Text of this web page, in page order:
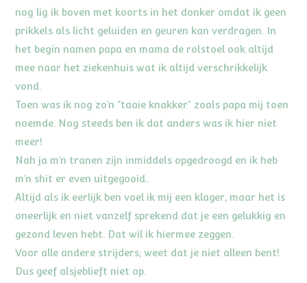
nog lig ik boven met koorts in het donker omdat ik geen
prikkels als licht geluiden en geuren kan verdragen. In
het begin namen papa en mama de rolstoel ook altijd
mee naar het ziekenhuis wat ik altijd verschrikkelijk
vond.
Toen was ik nog zo’n “taaie knakker” zoals papa mij toen
noemde. Nog steeds ben ik dat anders was ik hier niet
meer!
Nah ja m’n tranen zijn inmiddels opgedroogd en ik heb
m’n shit er even uitgegooid..
Altijd als ik eerlijk ben voel ik mij een klager, maar het is
oneerlijk en niet vanzelf sprekend dat je een gelukkig en
gezond leven hebt. Dat wil ik hiermee zeggen.
Voor alle andere strijders; weet dat je niet alleen bent!
Dus geef alsjeblieft niet op.